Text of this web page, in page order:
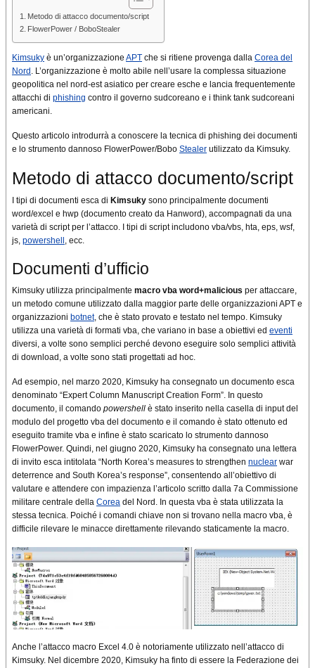
Metodo di attacco documento/script
FlowerPower / BoboStealer
Kimsuky è un’organizzazione APT che si ritiene provenga dalla Corea del
Nord . L’organizzazione è molto abile nell’usare la complessa situazione
geopolitica nel nord-est asiatico per creare esche e lancia frequentemente
attacchi di phishing contro il governo sudcoreano e i think tank sudcoreani
americani.
Questo articolo introdurrà a conoscere la tecnica di phishing dei documenti
e lo strumento dannoso FlowerPower/Bobo Stealer utilizzato da Kimsuky.
Metodo di attacco documento/script
I tipi di documenti esca di Kimsuky sono principalmente documenti
word/excel e hwp (documento creato da Hanword), accompagnati da una
varietà di script per l’attacco. I tipi di script includono vba/vbs, hta, eps, wsf,
js, powershell , ecc.
Documenti d’ufficio
Kimsuky utilizza principalmente macro vba word+malicious per attaccare,
un metodo comune utilizzato dalla maggior parte delle organizzazioni APT e
organizzazioni botnet, che è stato provato e testato nel tempo. Kimsuky
utilizza una varietà di formati vba, che variano in base a obiettivi ed eventi
diversi, a volte sono semplici perché devono eseguire solo semplici attività
di download, a volte sono stati progettati ad hoc.
Ad esempio, nel marzo 2020, Kimsuky ha consegnato un documento esca
denominato “Expert Column Manuscript Creation Form”. In questo
documento, il comando powershell è stato inserito nella casella di input del
modulo del progetto vba del documento e il comando è stato ottenuto ed
eseguito tramite vba e infine è stato scaricato lo strumento dannoso
FlowerPower. Quindi, nel giugno 2020, Kimsuky ha consegnato una lettera
di invito esca intitolata “North Korea’s measures to strengthen nuclear war
deterrence and South Korea’s response”, consentendo all’obiettivo di
valutare e attendere con impazienza l’articolo scritto dalla 7a Commissione
militare centrale della Corea del Nord. In questa vba è stata utilizzata la
stessa tecnica. Poiché i comandi chiave non si trovano nella macro vba, è
difficile rilevare le minacce direttamente rilevando staticamente la macro.
Anche l’attacco macro Excel 4.0 è notoriamente utilizzato nell’attacco di
Kimsuky. Nel dicembre 2020, Kimsuky ha finto di essere la Federazione dei